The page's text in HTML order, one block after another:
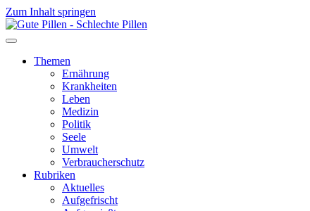
Zum Inhalt springen
Themen
Ernährung
Krankheiten
Leben
Medizin
Politik
Seele
Umwelt
Verbraucherschutz
Rubriken
Aktuelles
Aufgefrischt